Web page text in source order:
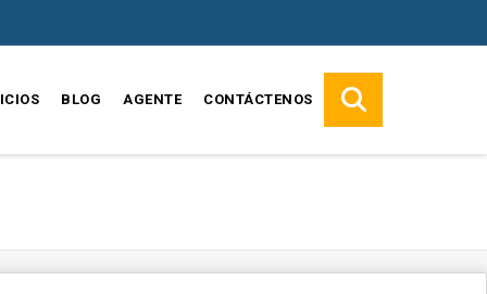
BLOG AGENTE CONTÁCTENOS